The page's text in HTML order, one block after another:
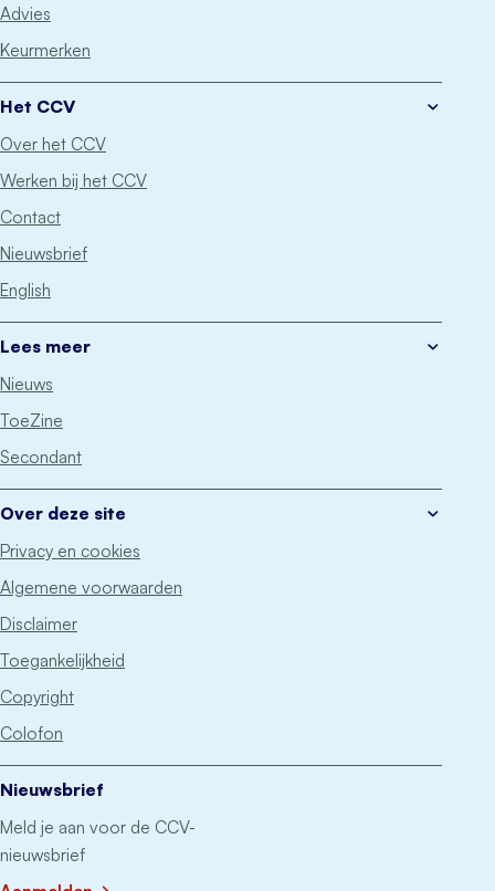
Advies
Keurmerken
Het CCV
Over het CCV
Werken bij het CCV
Contact
Nieuwsbrief
English
Lees meer
Nieuws
ToeZine
Secondant
Over deze site
Privacy en cookies
Algemene voorwaarden
Disclaimer
Toegankelijkheid
Copyright
Colofon
Nieuwsbrief
Meld je aan voor de CCV-
nieuwsbrief